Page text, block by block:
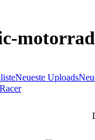
Neueste Uploads